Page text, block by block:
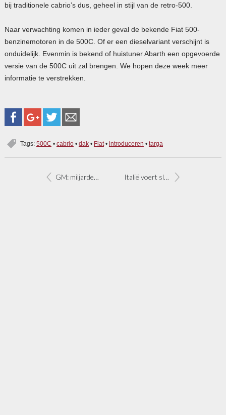
bij traditionele cabrio’s dus, geheel in stijl van de retro-500.
Naar verwachting komen in ieder geval de bekende Fiat 500-
benzinemotoren in de 500C. Of er een dieselvariant verschijnt is
onduidelijk. Evenmin is bekend of huistuner Abarth een opgevoerde
versie van de 500C uit zal brengen. We hopen deze week meer
informatie te verstrekken.
Tags: 500C • cabrio• dak• Fiat• introduceren • targa
GM: miljarden dollars meer of faillissement Italië voert sloopregeling in